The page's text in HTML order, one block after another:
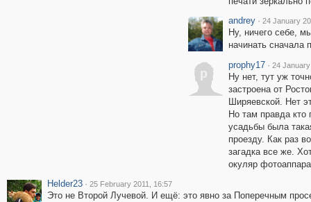
andrey · 24 January
Ну, ничего себе,
начинать сначала
p
prophy17 · 24
Ну нет, тут уж
застроена от
Ширяевской. Нет
Но там правда
усадьбы была
проезду. Как раз
загадка все же.
окуляр
Helder23 · 25 February 2011, 16:57
Это не Второй Лучевой. И ещё: это явно за Поперечным